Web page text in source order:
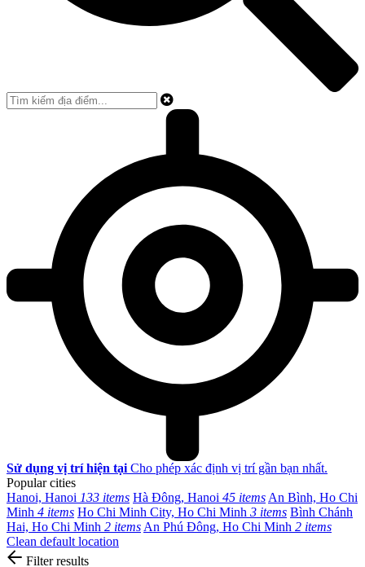
Sử dụng vị trí hiện tại Cho phép xác định vị trí gần bạn nhất.
Popular cities
Hanoi, Hanoi 133 items Hà Đông, Hanoi 45 items An Bình, Ho Chi
Minh 4 items Ho Chi Minh City, Ho Chi Minh 3 items Bình Chánh
Hai, Ho Chi Minh 2 items An Phú Đông, Ho Chi Minh 2 items
Clean default location
Filter results